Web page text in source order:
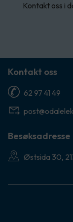
Kontakt oss i
Kontakt oss
62 97 41 49
Besøksadresse
Østsida 30,